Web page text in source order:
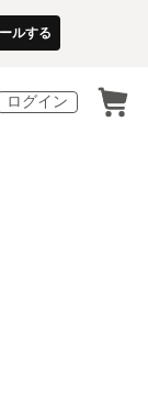
ルする
ログイン